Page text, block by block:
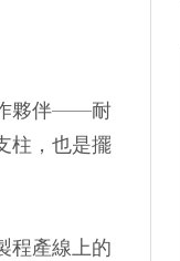
作夥伴——耐
柱，也是擺
程產線上的